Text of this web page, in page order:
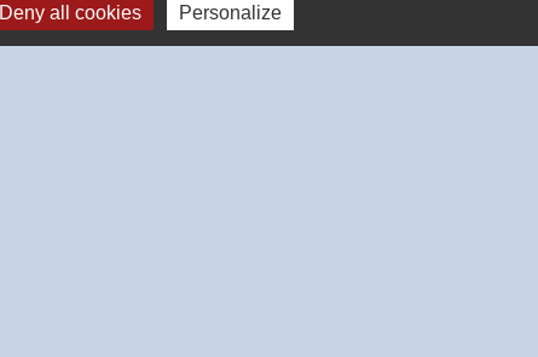
Signaler une erreur sur cette page
Deny all cookies Personalize